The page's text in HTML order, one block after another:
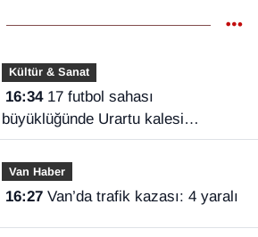
Kültür & Sanat
16:3417 futbol sahası
büyüklüğünde Urartu kalesi
keşfedildi
Van Haber
16:27 Van’da trafik kazası: 4 yaralı